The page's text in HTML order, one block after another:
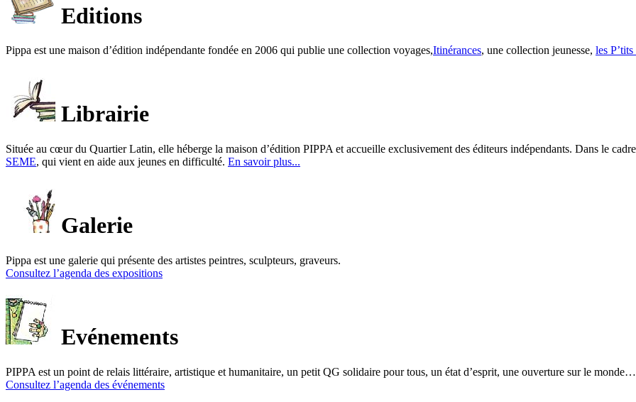
Editions
Pippa est une maison d’édition indépendante fondée en 2006 qui publie une collection voyages,Itinérances, une collection jeunesse, les
Librairie
Située au cœur du Quartier Latin, elle héberge la maison d’édition PIPPA et accueille exclusivement des éditeurs indépendants. Dans le
SEME, qui vient en aide aux jeunes en difficulté. En savoir plus...
Galerie
Pippa est une galerie qui présente des artistes peintres, sculpteurs, graveurs.
Consultez l’agenda des expositions
Evénements
PIPPA est un point de relais littéraire, artistique et humanitaire, un petit QG solidaire pour tous, un état d’esprit, une ouverture sur le monde…
Consultez l’agenda des événements